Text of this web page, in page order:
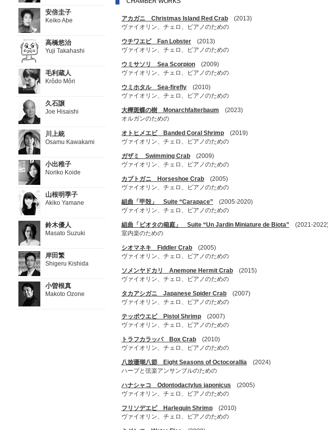
安倍圭子
Keiko Abe
高橋悠治
Yuji Takahashi
毛利蔵人
Krôdo Môri
久石譲
Joe Hisaishi
川上統
Osamu Kawakami
小出稚子
Noriko Koide
山根明季子
Akiko Yamane
鈴木優人
Masato Suzuki
岸田繁
Shigeru Kishida
小曽根真
Makoto Ozone
アカガニ Christmas Island Red Crab (2013)
ヴァイオリン、チェロ、ピアノのための
ウチワエビ Fan Lobster (2013)
ヴァイオリン、チェロ、ピアノのための
ウミサソリ Sea Scorpion (2009)
ヴァイオリン、チェロ、ピアノのための
ウミホタル Sea-firefly (2010)
ヴァイオリン、チェロ、ピアノのための
大樺斑蝶の樹 Monarchfalterbaum (2023)
オルガンのための
オトヒメエビ Banded Coral Shrimp (2019)
ヴァイオリン、チェロ、ピアノのための
ガザミ Swimming Crab (2009)
ヴァイオリン、チェロ、ピアノのための
カブトガニ Horseshoe Crab (2005)
ヴァイオリン、チェロ、ピアノのための
組曲「甲殻」 Suite “Carapace” (2005-2020)
ヴァイオリン、チェロ、ピアノのための
組曲「ビオタの箱庭」 Suite “Un Jardin Miniature de Biota” (2021-
室内楽のための
シオマネキ Fiddler Crab (2005)
ヴァイオリン、チェロ、ピアノのための
ソメンヤドカリ Anemone Hermit Crab (2015)
ヴァイオリン、チェロ、ピアノのための
タカアシガニ Japanese Spider Crab (2007)
ヴァイオリン、チェロ、ピアノのための
テッポウエビ Pistol Shrimp (2007)
ヴァイオリン、チェロ、ピアノのための
トラフカラッパ Box Crab (2010)
ヴァイオリン、チェロ、ピアノのための
八放珊瑚八節 Eight Seasons of Octocorallia (2024)
ハープと弦楽アンサンブルのための
ハナシャコ Odontodactylus japonicus (2005)
ヴァイオリン、チェロ、ピアノのための
フリソデエビ Harlequin Shrimp (2010)
ヴァイオリン、チェロ、ピアノのための